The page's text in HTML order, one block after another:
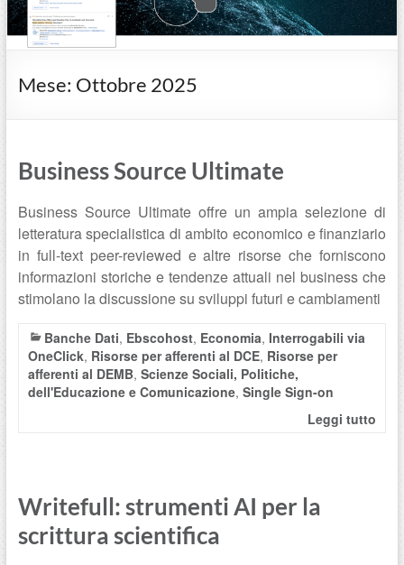
Mese: Ottobre 2025
Business Source Ultimate
Business Source Ultimate offre un ampia selezione di
letteratura specialistica di ambito economico e finanziario
in full-text peer-reviewed e altre risorse che forniscono
informazioni storiche e tendenze attuali nel business che
stimolano la discussione su sviluppi futuri e cambiamenti
Banche Dati, Ebscohost, Economia, Interrogabili via
OneClick, Risorse per afferenti al DCE, Risorse per
afferenti al DEMB, Scienze Sociali, Politiche,
dell'Educazione e Comunicazione, Single Sign-on
Leggi tutto
Writefull: strumenti AI per la
scrittura scientifica